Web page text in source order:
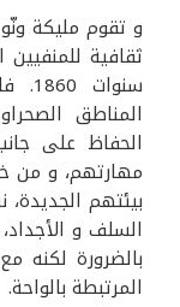
و تقوم مليكة
ثقافية للمنفيين
المناطق
الحفاظ على
مهارتهم، و من
بيئتهم الجديدة،
السلف و
بالضرورة لكنه
المرتبطة بالواحة.